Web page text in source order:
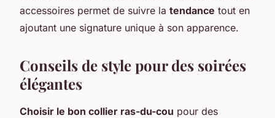
accessoires permet de suivre la tendance tout en
ajoutant une signature unique à son apparence.
Conseils de style pour des soirées
élégantes
Choisir le bon collier ras-du-cou pour des